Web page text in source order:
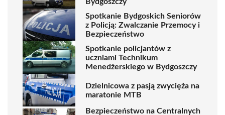
Spotkanie Bydgoskich Seniorów
z Policją: Zwalczanie Przemocy i
Bezpieczeństwo
Spotkanie policjantów z
uczniami Technikum
Menedżerskiego w Bydgoszczy
Dzielnicowa z pasją zwycięża na
maratonie MTB
Bezpieczeństwo na Centralnych